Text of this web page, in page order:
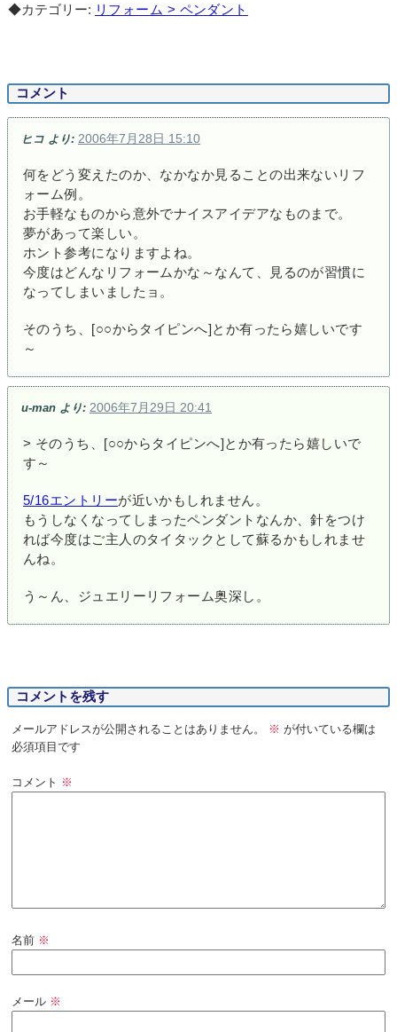
◆カテゴリー: リフォーム > ペンダント
コメント
ヒコ より: 2006年7月28日 15:10
何をどう変えたのか、なかなか見ることの出来ないリフ
ォーム例。
お手軽なものから意外でナイスアイデアなものまで。
夢があって楽しい。
ホント参考になりますよね。
今度はどんなリフォームかな～なんて、見るのが習慣に
なってしまいましたョ。
そのうち、[○○からタイピンへ]とか有ったら嬉しいです
～
u-man より: 2006年7月29日 20:41
> そのうち、[○○からタイピンへ]とか有ったら嬉しいで
す～
5/16エントリーが近いかもしれません。
もうしなくなってしまったペンダントなんか、針をつけ
れば今度はご主人のタイタックとして蘇るかもしれませ
んね。
う～ん、ジュエリーリフォーム奥深し。
コメントを残す
メールアドレスが公開されることはありません。 ※ が付いている欄は
必須項目です
コメント ※
名前 ※
メール ※